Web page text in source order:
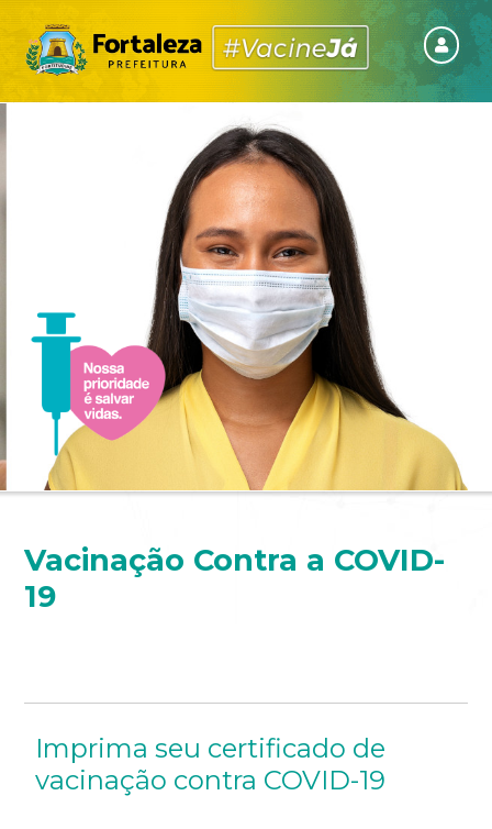
Vacinação Contra a COVID-
19
Imprima seu certificado de
vacinação contra COVID-19